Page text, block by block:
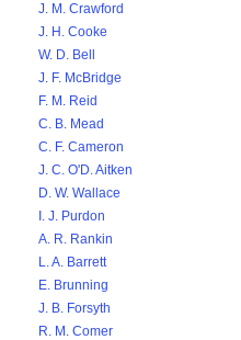
J. M. Crawford
J. H. Cooke
W. D. Bell
J. F. McBridge
F. M. Reid
C. B. Mead
C. F. Cameron
J. C. O'D. Aitken
D. W. Wallace
I. J. Purdon
A. R. Rankin
L. A. Barrett
E. Brunning
J. B. Forsyth
R. M. Comer